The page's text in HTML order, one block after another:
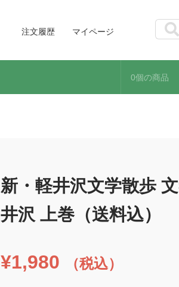
注文履歴 マイページ
索
索
0個の商品
新・軽井沢文学散歩
井沢 上巻（送料込）
¥1,980 （税込）